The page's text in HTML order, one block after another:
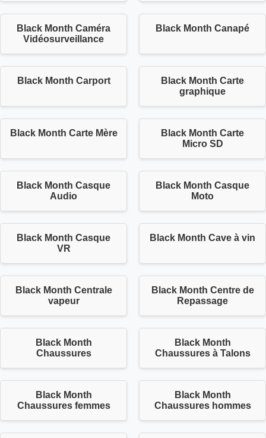
Black Month Caméra
Vidéosurveillance
Black Month Canapé
Black Month Carport
Black Month Carte
graphique
Black Month Carte Mère
Black Month Carte
Micro SD
Black Month Casque
Audio
Black Month Casque
Moto
Black Month Casque
VR
Black Month Cave à vin
Black Month Centrale
vapeur
Black Month Centre de
Repassage
Black Month
Chaussures
Black Month
Chaussures à Talons
Black Month
Chaussures femmes
Black Month
Chaussures hommes